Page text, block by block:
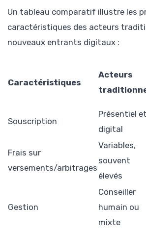
Un tableau comparatif illustre les
caractéristiques des acteurs
nouveaux entrants digitaux :
Caractéristiques
Acteurs
Souscription
Présentiel et
digital
Frais sur
versements/arbitrages
Variables,
souvent
élevés
Gestion
Conseiller
humain ou
mixte